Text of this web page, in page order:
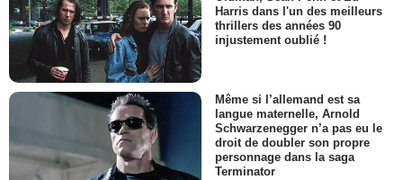
Harris dans l'un des meilleurs
thrillers des années 90
injustement oublié !
Même si l’allemand est sa
langue maternelle, Arnold
Schwarzenegger n’a pas eu le
droit de doubler son propre
personnage dans la saga
Terminator